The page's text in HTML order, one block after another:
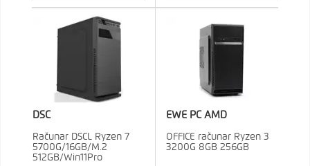
DSC
Računar DSCL Ryzen 7
5700G/16GB/M.2
512GB/Win11Pro
EWE PC AMD
OFFICE računar Ryzen 3
3200G 8GB 256GB